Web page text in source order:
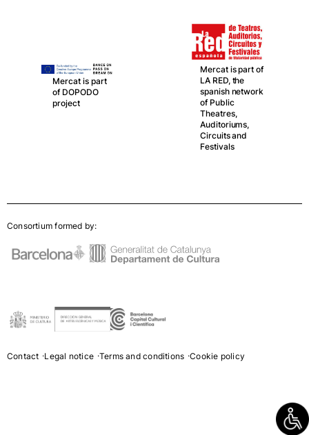
Mercat is part
of DOPODO
project
Mercat is part of
LA RED, the
spanish network
of Public
Theatres,
Auditoriums,
Circuits and
Festivals
Consortium formed by:
Contact Legal notice Terms and conditions Cookie policy